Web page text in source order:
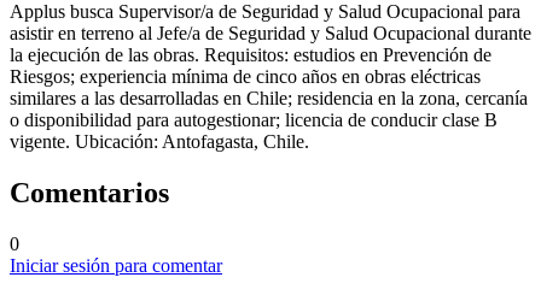
Applus busca Supervisor/a de Seguridad y Salud Ocupacional para
asistir en terreno al Jefe/a de Seguridad y Salud Ocupacional durante
la ejecución de las obras. Requisitos: estudios en Prevención de
Riesgos; experiencia mínima de cinco años en obras eléctricas
similares a las desarrolladas en Chile; residencia en la zona, cercanía
o disponibilidad para autogestionar; licencia de conducir clase B
vigente. Ubicación: Antofagasta, Chile.
Comentarios
0
Iniciar sesión para comentar